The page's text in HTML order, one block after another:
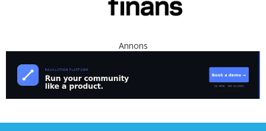
Annons